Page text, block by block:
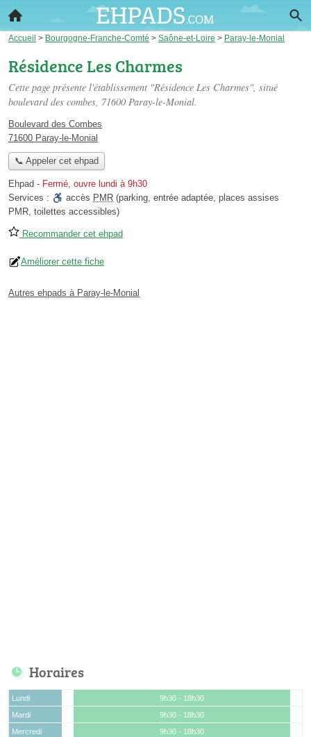
Accueil > Bourgogne-Franche-Comté > Saône-et-Loire > Paray-le-Monial
Résidence Les Charmes
Cette page présente l'établissement "Résidence Les Charmes", situé
boulevard des combes, 71600 Paray-le-Monial.
Boulevard des Combes
71600 Paray-le-Monial
📞 Appeler cet ehpad
Ehpad - Fermé, ouvre lundi à 9h30
Services :
accès PMR (parking, entrée adaptée, places assises
PMR, toilettes accessibles)
Recommander cet ehpad
Améliorer cette fiche
Autres ehpads à Paray-le-Monial
Horaires
Lundi
9h30 - 18h30
Mardi
9h30 - 18h30
Mercredi
9h30 - 18h30